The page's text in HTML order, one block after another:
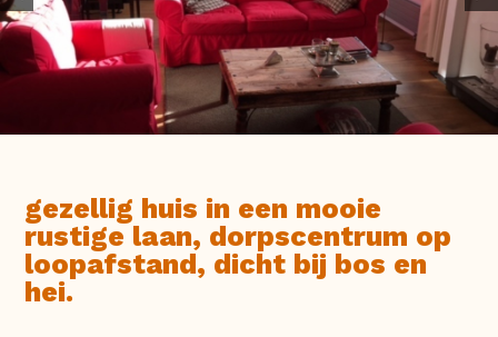
gezellig huis in een mooie
rustige laan, dorpscentrum op
loopafstand, dicht bij bos en
hei.